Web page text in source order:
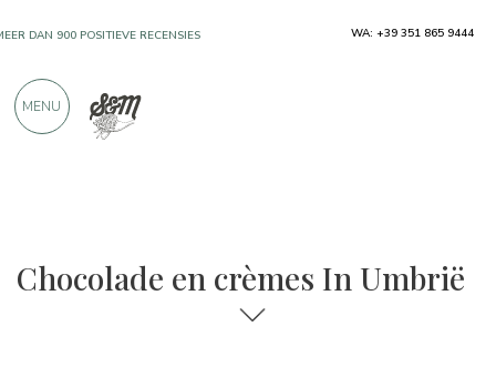
Chocolade en crèmes In Umbrië
DAN 900 POSITIEVE RECENSIES WA: +39 351 865 9444
MENU